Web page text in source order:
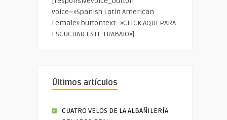
voice=»Spanish Latin American
Female» buttontext=»CLICK AQUI PARA
ESCUCHAR ESTE TRABAJO»]
Últimos artículos
CUATRO VELOS DE LA ALBAÑILERÍA